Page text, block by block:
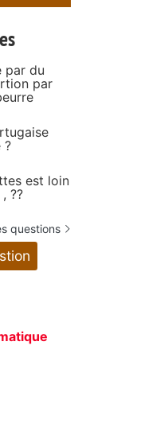
par du
par
?
est loin
??
questions